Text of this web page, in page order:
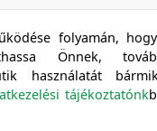
folyamán,
Önnek,
használatát
tájékoztatónk